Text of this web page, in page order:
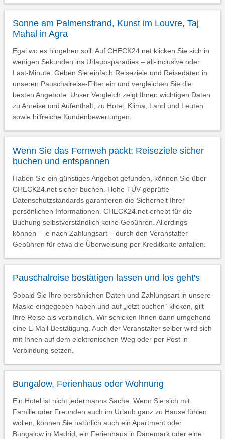
Sonne am Palmenstrand, Kunst im Louvre, Taj
Mahal in Agra
Egal wo es hingehen soll: Auf CHECK24.net klicken Sie sich in
wenigen Sekunden ins Urlaubsparadies – all-inclusive oder
Last-Minute. Geben Sie einfach Reiseziele und Reisedaten in
unseren Pauschalreise-Filter ein und vergleichen Sie die
besten Angebote. Unser Vergleich zeigt Ihnen wichtigen Daten
zu Anreise und Aufenthalt, zu Hotel, Klima, Land und Leuten
sowie hilfreiche Kundenbewertungen.
Wenn Sie das Fernweh packt: Reiseziele sicher
buchen und entspannen
Haben Sie ein günstiges Angebot gefunden, können Sie über
CHECK24.net sicher buchen. Hohe TÜV-geprüfte
Datenschutzstandards garantieren die Sicherheit Ihrer
persönlichen Informationen. CHECK24.net erhebt für die
Buchung selbstverständlich keine Gebühren. Allerdings
können – je nach Zahlungsart – durch den Veranstalter
Gebühren für etwa die Überweisung per Kreditkarte anfallen.
Pauschalreise bestätigen lassen und los geht's
Sobald Sie Ihre persönlichen Daten und Zahlungsart in unsere
Maske eingegeben haben und auf „jetzt buchen“ klicken, gilt
Ihre Reise als verbindlich. Wir schicken Ihnen dann umgehend
eine E-Mail-Bestätigung. Auch der Veranstalter selber wird sich
mit Ihnen auf dem elektronischen Weg oder per Post in
Verbindung setzen.
Bungalow, Ferienhaus oder Wohnung
Ein Hotel ist nicht jedermanns Sache. Wenn Sie sich mit
Familie oder Freunden auch im Urlaub ganz zu Hause fühlen
wollen, können Sie natürlich auch ein Apartment oder
Bungalow in Madrid, ein Ferienhaus in Dänemark oder eine